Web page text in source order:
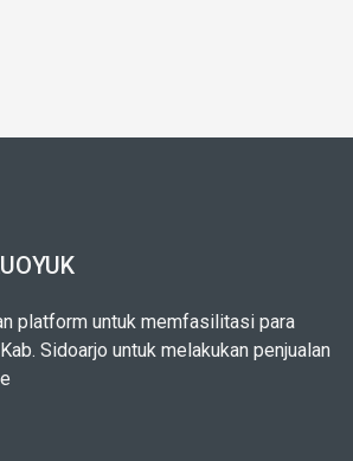
platform untuk memfasilitasi para
Sidoarjo untuk melakukan penjualan